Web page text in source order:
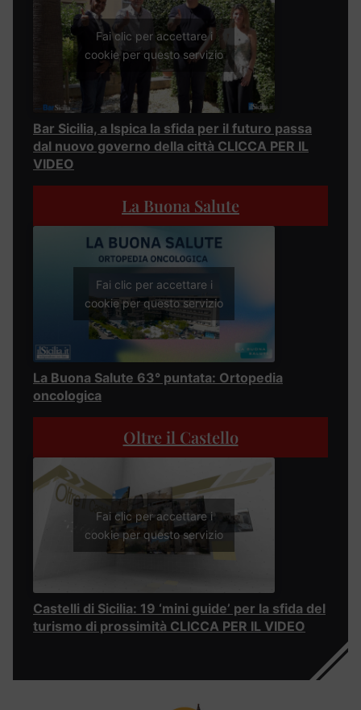
Fai clic per accettare i
cookie per questo servizio
Bar Sicilia, a Ispica la sfida per il futuro passa
dal nuovo governo della città CLICCA PER IL
VIDEO
La Buona Salute
Fai clic per accettare i
cookie per questo servizio
La Buona Salute 63° puntata: Ortopedia
oncologica
Oltre il Castello
Fai clic per accettare i
cookie per questo servizio
Castelli di Sicilia: 19 ‘mini guide’ per la sfida del
turismo di prossimità CLICCA PER IL VIDEO